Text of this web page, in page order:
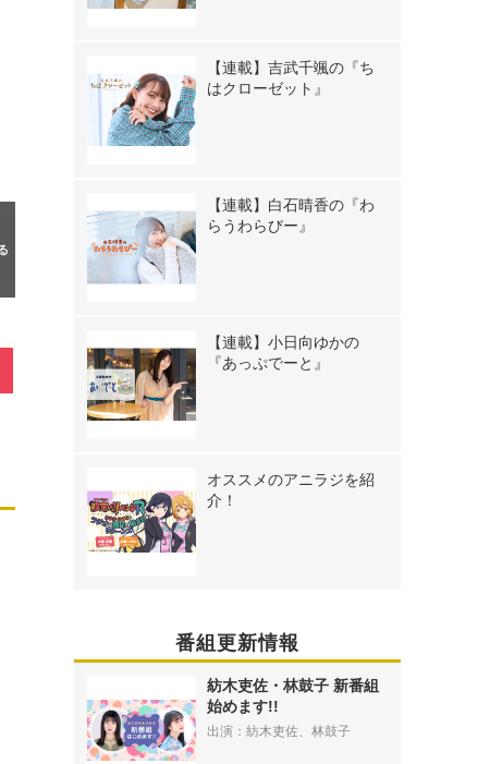
【連載】吉武千颯の『ち
はクローゼット』
【連載】白石晴香の『わ
らうわらびー』
【連載】小日向ゆかの
『あっぷでーと』
オススメのアニラジを紹
介！
番組更新情報
紡木吏佐・林鼓子 新番組
始めます!!
出演：紡木吏佐、林鼓子